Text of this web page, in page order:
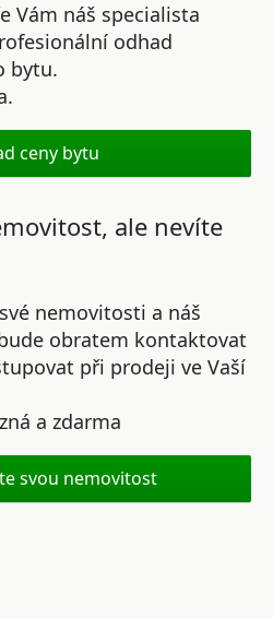
Vám náš specialista
odhad
bytu.
ceny bytu
ale nevíte
nemovitosti a náš
obratem kontaktovat
při prodeji ve Vaší
a zdarma
svou nemovitost